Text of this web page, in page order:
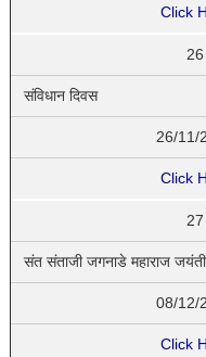
Click
26
संविधान दिवस
26/11/
Click
27
संत संताजी जगनाडे महाराज जयंती
08/12/
Click